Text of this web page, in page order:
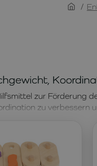
home
zur Förderung
zu
eignen sich die
Strecken zu üben.